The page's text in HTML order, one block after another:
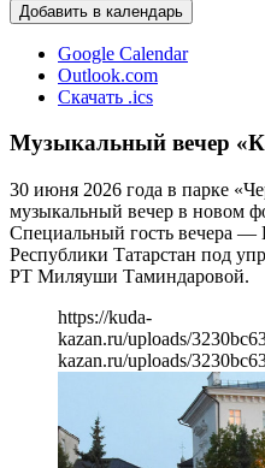
Добавить в календарь
Google Calendar
Outlook.com
Скачать .ics
Музыкальный вечер
30 июня 2026 года в парке
музыкальный вечер в новом
Специальный гость вечера —
Республики Татарстан под
РТ Миляуши Таминдаровой.
https://kuda-
kazan.ru/uploads/
kazan.ru/uploads/